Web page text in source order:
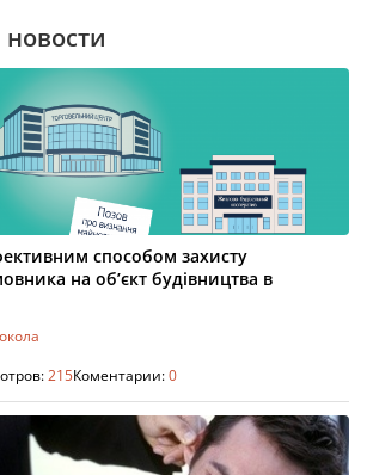
способом захисту
на об’єкт будівництва в
215Коментарии:0